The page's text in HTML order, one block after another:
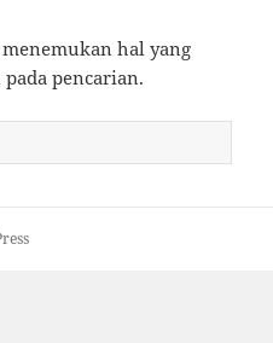
hal yang
pencarian.